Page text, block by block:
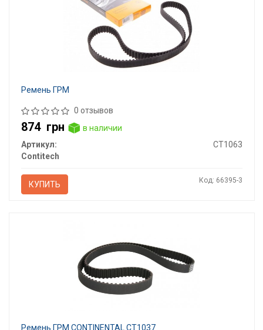
Ремень ГРМ
0 отзывов
874 грн
в наличии
Артикул:
CT1063
Contitech
КУПИТЬ Код: 66395-3
Ремень ГРМ CONTINENTAL CT1037